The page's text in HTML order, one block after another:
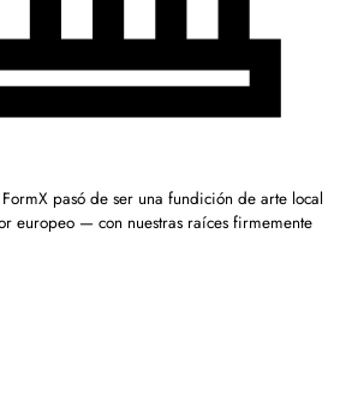
pasó de ser una fundición de arte local
europeo — con nuestras raíces firmemente